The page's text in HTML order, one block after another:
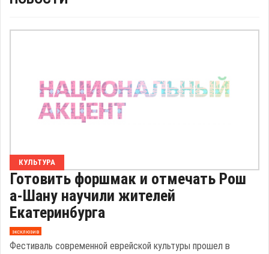
КУЛЬТУРА
Готовить форшмак и отмечать Рош
а-Шану научили жителей
Екатеринбурга
эксклюзив
Фестиваль современной еврейской культуры прошел в